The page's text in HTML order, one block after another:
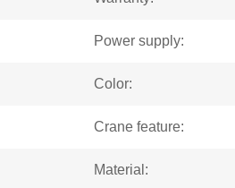
Power supply:
Color:
Crane feature:
Material: